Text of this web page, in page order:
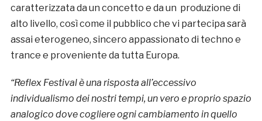
caratterizzata da un concetto e da un produzione di
alto livello, così come il pubblico che vi partecipa sarà
assai eterogeneo, sincero appassionato di techno e
trance e proveniente da tutta Europa.
“Reflex Festival è una risposta all’eccessivo
individualismo dei nostri tempi, un vero e proprio spazio
analogico dove cogliere ogni cambiamento in quello